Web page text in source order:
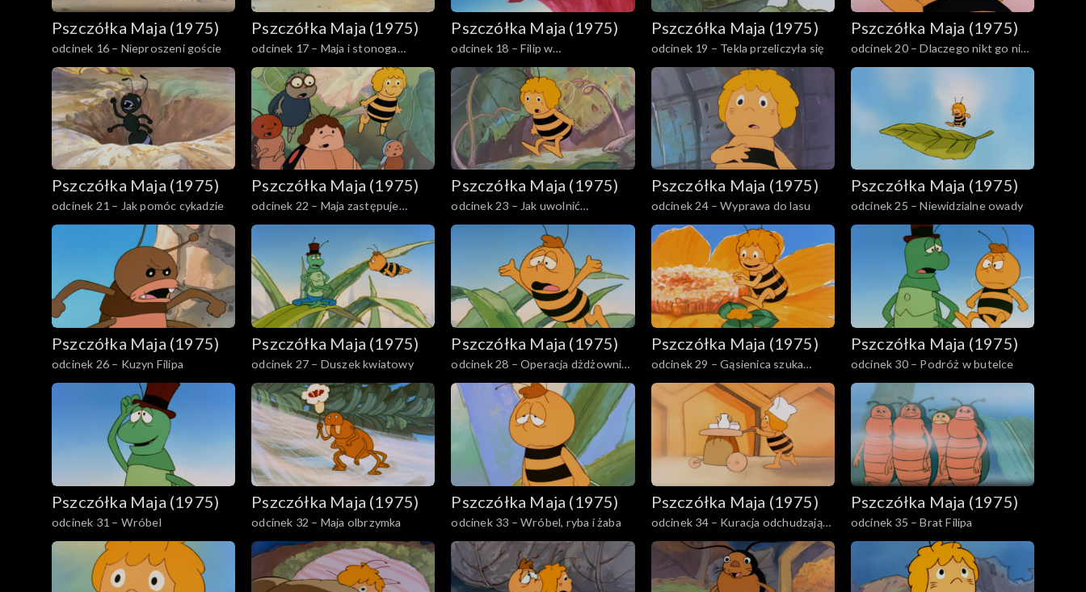
Pszczółka Maja (1975)
odcinek 16 – Nieproszeni goście
Pszczółka Maja (1975)
odcinek 17 – Maja i stonoga
Hieronimus
Pszczółka Maja (1975)
odcinek 18 – Filip w
niebezpieczeństwie
Pszczółka Maja (1975)
odcinek 19 – Tekla przeliczyła się
Pszczółka Maja (1975)
odcinek 20 – Dlaczego nikt go nie
lubi
Pszczółka Maja (1975)
odcinek 21 – Jak pomóc cykadzie
Pszczółka Maja (1975)
odcinek 22 – Maja zastępuje
mrówkę
Pszczółka Maja (1975)
odcinek 23 – Jak uwolnić
świerszcza
Pszczółka Maja (1975)
odcinek 24 – Wyprawa do lasu
Pszczółka Maja (1975)
odcinek 25 – Niewidzialne owady
Pszczółka Maja (1975)
odcinek 26 – Kuzyn Filipa
Pszczółka Maja (1975)
odcinek 27 – Duszek kwiatowy
Pszczółka Maja (1975)
odcinek 28 – Operacja dżdżownicy
Magdy
Pszczółka Maja (1975)
odcinek 29 – Gąsienica szuka
domu
Pszczółka Maja (1975)
odcinek 30 – Podróż w butelce
Pszczółka Maja (1975)
odcinek 31 – Wróbel
Pszczółka Maja (1975)
odcinek 32 – Maja olbrzymka
Pszczółka Maja (1975)
odcinek 33 – Wróbel, ryba i żaba
Pszczółka Maja (1975)
odcinek 34 – Kuracja odchudzająca
Pucka
Pszczółka Maja (1975)
odcinek 35 – Brat Filipa